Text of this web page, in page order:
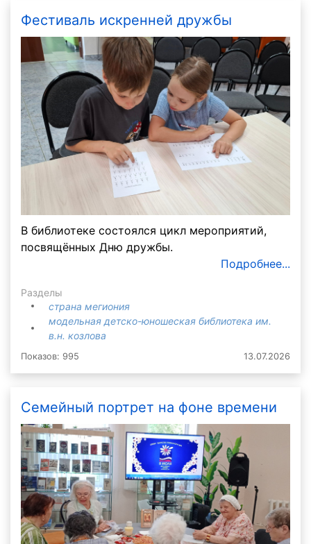
Фестиваль искренней дружбы
В библиотеке состоялся цикл мероприятий,
посвящённых Дню дружбы.
Подробнее...
Разделы
страна мегиония
модельная детско-юношеская библиотека им.
в.н. козлова
Показов: 995 13.07.2026
Семейный портрет на фоне времени